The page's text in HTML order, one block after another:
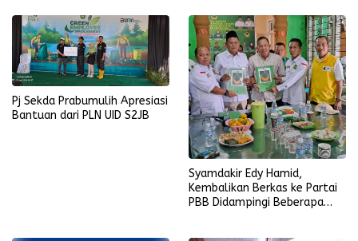
Pj Sekda Prabumulih Apresiasi
Bantuan dari PLN UID S2JB
Syamdakir Edy Hamid,
Kembalikan Berkas ke Partai
PBB Didampingi Beberapa